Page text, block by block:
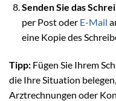
Senden Sie das
per Post oder E-Mail
eine Kopie des
Tipp: Fügen Sie Ihrem
die Ihre Situation
Arztrechnungen oder